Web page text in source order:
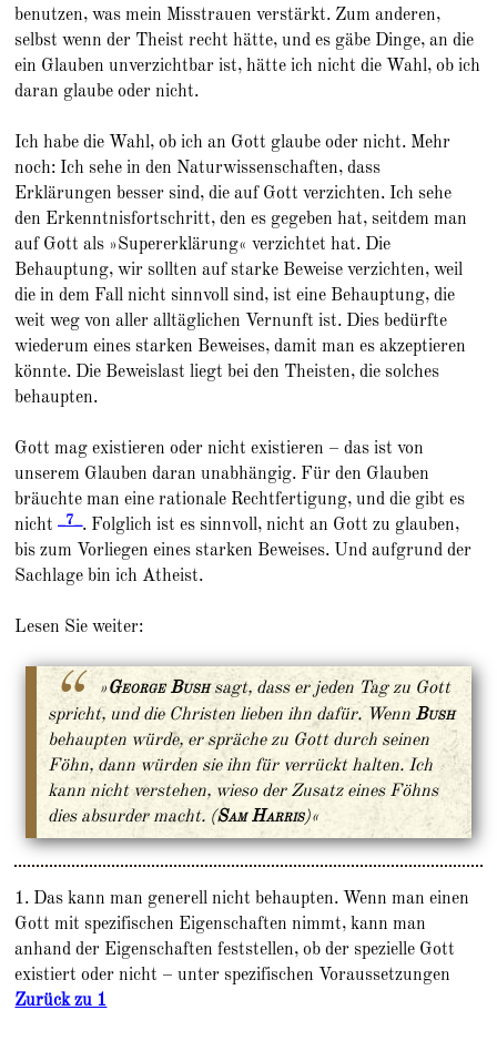
benutzen, was mein Misstrauen verstärkt. Zum anderen,
selbst wenn der Theist recht hätte, und es gäbe Dinge, an die
ein Glauben unverzichtbar ist, hätte ich nicht die Wahl, ob ich
daran glaube oder nicht.
Ich habe die Wahl, ob ich an Gott glaube oder nicht. Mehr
noch: Ich sehe in den Naturwissenschaften, dass
Erklärungen besser sind, die auf Gott verzichten. Ich sehe
den Erkenntnisfortschritt, den es gegeben hat, seitdem man
auf Gott als »Supererklärung« verzichtet hat. Die
Behauptung, wir sollten auf starke Beweise verzichten, weil
die in dem Fall nicht sinnvoll sind, ist eine Behauptung, die
weit weg von aller alltäglichen Vernunft ist. Dies bedürfte
wiederum eines starken Beweises, damit man es akzeptieren
könnte. Die Beweislast liegt bei den Theisten, die solches
behaupten.
Gott mag existieren oder nicht existieren – das ist von
unserem Glauben daran unabhängig. Für den Glauben
bräuchte man eine rationale Rechtfertigung, und die gibt es
nicht
_7_ . Folglich ist es sinnvoll, nicht an Gott zu glauben,
bis zum Vorliegen eines starken Beweises. Und aufgrund der
Sachlage bin ich Atheist.
Lesen Sie weiter:
»George Bushsagt, dass er jeden Tag zu Gott
spricht, und die Christen lieben ihn dafür. Wenn Bush
behaupten würde, er spräche zu Gott durch seinen
Föhn, dann würden sie ihn für verrückt halten. Ich
kann nicht verstehen, wieso der Zusatz eines Föhns
dies absurder macht. (Sam Harris)«
1. Das kann man generell nicht behaupten. Wenn man einen
Gott mit spezifischen Eigenschaften nimmt, kann man
anhand der Eigenschaften feststellen, ob der spezielle Gott
existiert oder nicht – unter spezifischen Voraussetzungen
Zurück zu 1